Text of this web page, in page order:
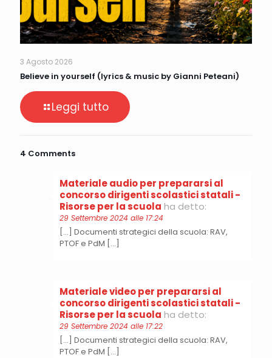
3 Agosto 2026
Believe in yourself (lyrics & music by Gianni Peteani)
Leggi tutto
4 Comments
Materiale audio per prepararsi al
concorso dirigenti scolastici statali -
Risorse per la scuola ha detto:
29 Settembre 2024 alle 17:24
[…] Documenti strategici della scuola: RAV,
PTOF e PdM […]
Materiale video per prepararsi al
concorso dirigenti scolastici statali -
Risorse per la scuola ha detto:
29 Settembre 2024 alle 17:22
[…] Documenti strategici della scuola: RAV,
PTOF e PdM […]